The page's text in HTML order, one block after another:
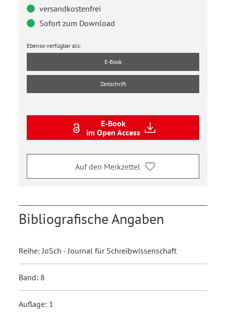
versandkostenfrei
Sofort zum Download
Ebenso verfügbar als:
E-Book
Zeitschrift
E-Book
im Open Access
Auf den Merkzettel
Bibliografische Angaben
Reihe: JoSch - Journal für Schreibwissenschaft
Band: 8
Auflage: 1